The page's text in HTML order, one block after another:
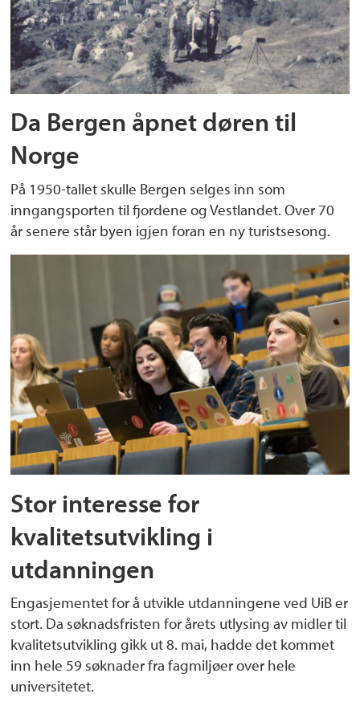
Da Bergen åpnet døren til
Norge
På 1950-tallet skulle Bergen selges inn som
inngangsporten til fjordene og Vestlandet. Over 70
år senere står byen igjen foran en ny turistsesong.
Stor interesse for
kvalitetsutvikling i
utdanningen
Engasjementet for å utvikle utdanningene ved UiB er
stort. Da søknadsfristen for årets utlysing av midler til
kvalitetsutvikling gikk ut 8. mai, hadde det kommet
inn hele 59 søknader fra fagmiljøer over hele
universitetet.